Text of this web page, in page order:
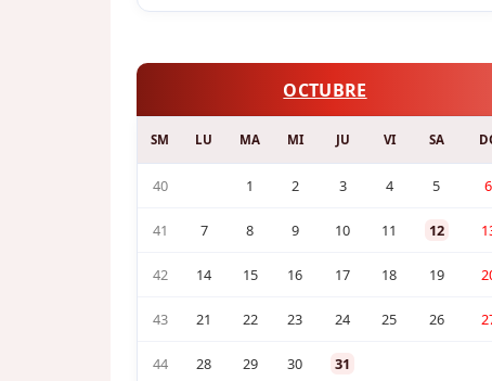
OCTUBRE
SM LU MA MI JU VI SA
40 1 2 3 4 5 6
41 7 8 9 10 11 12
42 14 15 16 17 18 19
43 21 22 23 24 25 26
44 28 29 30 31